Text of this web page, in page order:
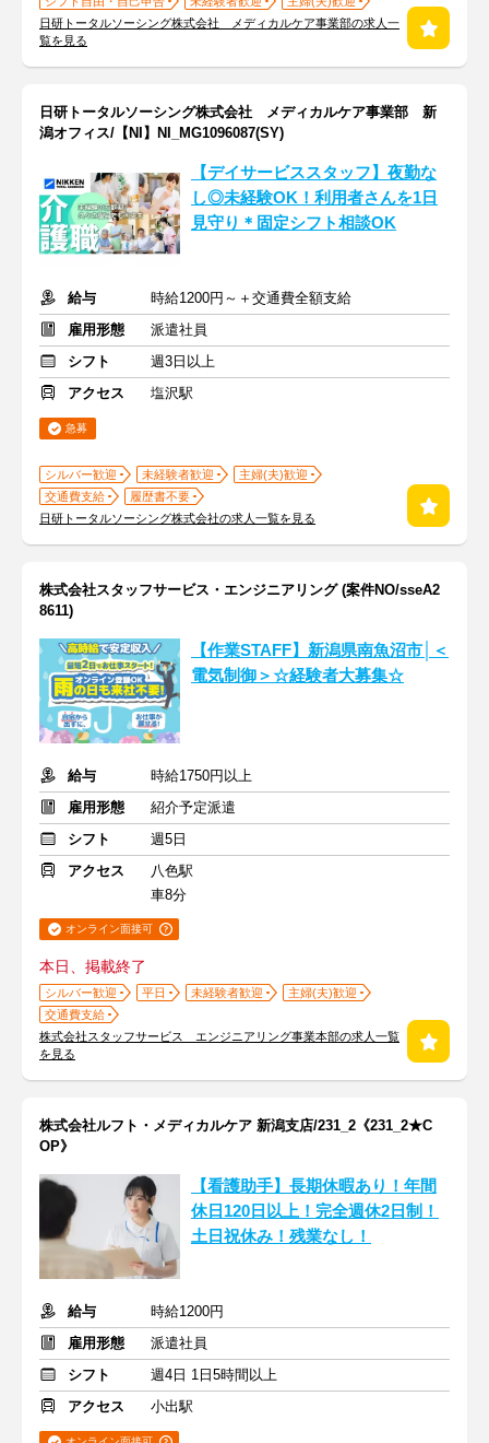
日研トータルソーシング株式会社 メディカルケア事業部の求人一
覧を見る
日研トータルソーシング株式会社 メディカルケア事業部 新
潟オフィス/【NI】NI_MG1096087(SY)
【デイサービススタッフ】夜勤な
し◎未経験OK！利用者さんを1日
見守り＊固定シフト相談OK
給与
時給1200円～＋交通費全額支給
雇用形態
派遣社員
シフト
週3日以上
アクセス
塩沢駅
急募
シルバー歓迎 未経験者歓迎
主婦(夫)歓迎
交通費支給
履歴書不要
日研トータルソーシング株式会社の求人一覧を見る
株式会社スタッフサービス・エンジニアリング (案件NO/sseA2
8611)
【作業STAFF】新潟県南魚沼市│＜
電気制御＞☆経験者大募集☆
給与
時給1750円以上
雇用形態
紹介予定派遣
シフト
週5日
アクセス
八色駅
車8分
オンライン面接可
本日、掲載終了
シルバー歓迎 平日 未経験者歓迎
主婦(夫)歓迎
交通費支給
株式会社スタッフサービス エンジニアリング事業本部の求人一覧
を見る
株式会社ルフト・メディカルケア 新潟支店/231_2《231_2★C
OP》
【看護助手】長期休暇あり！年間
休日120日以上！完全週休2日制！
土日祝休み！残業なし！
給与
時給1200円
雇用形態
派遣社員
シフト
週4日 1日5時間以上
アクセス
小出駅